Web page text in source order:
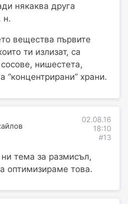
някаква друга
н.
вещества първите
ти излизат, са
нишестета,
“концентрирани” храни.
02.08.16
18:10
#13
тема за размисъл,
оптимизираме това.